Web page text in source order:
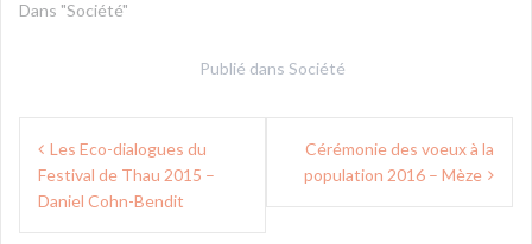
Dans "Société"
Publié dans Société
Navigation
de
l’article
Les Eco-dialogues du
Festival de Thau 2015 –
Daniel Cohn-Bendit
Cérémonie des voeux à la
population 2016 – Mèze